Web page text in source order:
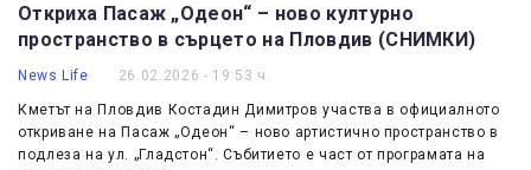
Откриха Пасаж „Одеон“ – ново културно
пространство в сърцето на Пловдив (СНИМКИ)
News Life 26.02.2026 - 19:53 ч.
Кметът на Пловдив Костадин Димитров участва в официалното
откриване на Пасаж „Одеон“ – ново артистично пространство в
подлеза на ул. „Гладстон“. Събитието е част от програмата на